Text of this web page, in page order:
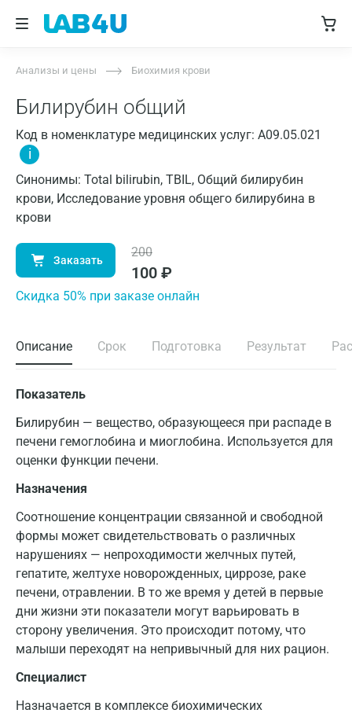
Анализы и цены Биохимия крови
Билирубин общий
Код в номенклатуре медицинских услуг: A09.05.021
i
Синонимы: Total bilirubin, TBIL, Общий билирубин
крови, Исследование уровня общего билирубина в
крови
Заказать
200
100 ₽
Cкидка 50% при заказе онлайн
Описание Срок Подготовка Результат
Показатель
Билирубин — вещество, образующееся при распаде в
печени гемоглобина и миоглобина. Используется для
оценки функции печени.
Назначения
Соотношение концентрации связанной и свободной
формы может свидетельствовать о различных
нарушениях — непроходимости желчных путей,
гепатите, желтухе новорожденных, циррозе, раке
печени, отравлении. В то же время у детей в первые
дни жизни эти показатели могут варьировать в
сторону увеличения. Это происходит потому, что
малыши переходят на непривычный для них рацион.
Специалист
Назначается в комплексе биохимических